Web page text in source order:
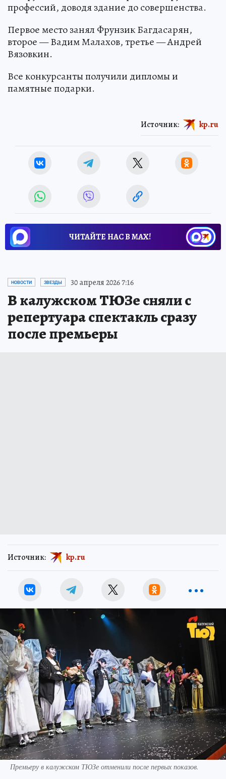
профессий, доводя здание до совершенства.
Первое место занял Фрунзик Багдасарян,
второе — Вадим Малахов, третье — Андрей
Вязовкин.
Все конкурсанты получили дипломы и
памятные подарки.
Источник: kp.ru
ЧИТАЙТЕ НАС В МАХ!
НОВОСТИ ЗВЕЗДЫ 30 апреля 2026 7:16
В калужском ТЮЗе сняли с
репертуара спектакль сразу
после премьеры
Источник: kp.ru
Премьеру в калужском ТЮЗе отменили после первых показов.